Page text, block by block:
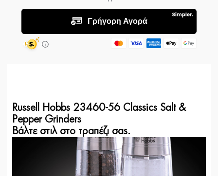
Russell Hobbs 23460-56 Classics Salt &
Pepper Grinders
Βάλτε στιλ στο τραπέζι σας.